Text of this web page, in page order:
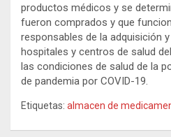
productos médicos y se
fueron comprados y que
responsables de la adquisición
hospitales y centros de salud
las condiciones de salud de la
de pandemia por COVID-19.
Etiquetas: almacen de